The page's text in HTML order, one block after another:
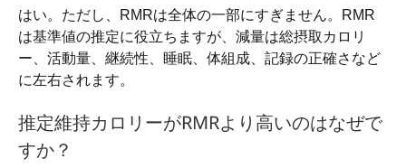
はい。ただし、RMRは全体の一部にすぎません。RMR
は基準値の推定に役立ちますが、減量は総摂取カロリ
ー、活動量、継続性、睡眠、体組成、記録の正確さなど
に左右されます。
推定維持カロリーがRMRより高いのはなぜで
すか？